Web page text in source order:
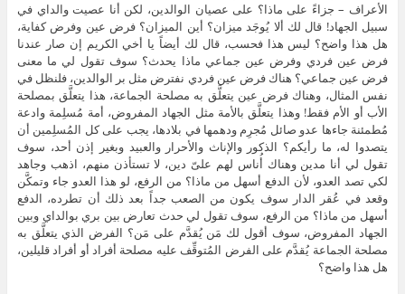
الأعراف – جزاءً على ماذا؟ على عصيان الوالدين، لكن أنا عصيت والداي في
سبيل الجهاد! قال لك ألا يُوجَد ميزان؟ أين الميزان؟ فرض عين وفرض كفاية،
هل هذا واضح؟ ليس هذا فحسب، قال لك أيضاً يا أخي الكريم إن صار عندنا
فرض عين فردي وفرض عين جماعي ماذا يحدث؟ سوف تقول لي ما معنى
فرض عين جماعي؟ هناك فرض عين فردي نفترض مثل بر الوالدين، فلنظل في
نفس المثال، وهناك فرض عين يتعلَّق به مصلحة الجماعة، هذا يتعلَّق بمصلحة
الأب أو الأم فقط! وهذا يتعلَّق بالأمة مثل الجهاد المفروض، أمة مُسلِمة وادعة
مُطمئنة جاءها عدو صائل مُجرِم ودهمها في بلادها، يجب على كل المُسلِمين أن
يتصدوا له، ما رأيكم؟ الذكور والإناث والأحرار والعبيد وبغير إذن أحد، سوف
تقول لي أنا مدين وهناك أُناس لهم علىّ دين، لا تستأذن منهم، اذهب وجاهد
لكي تصد العدو، لأن الدفع أسهل من ماذا؟ من الرفع، لو هذا العدو جاء وتمكَّن
وقعد في عُقر الدار سوف يكون من الصعب جداً بعد ذلك أن تطرده، الدفع
أسهل من ماذا؟ من الرفع، سوف تقول لي حدث تعارض بين بري بوالداي وبين
الجهاد المفروض، سوف أقول لك مَن يُقدَّم على مَن؟ الفرض الذي يتعلَّق به
مصلحة الجماعة يُقدَّم على الفرض المُتوقِّف عليه مصلحة أفراد أو أفراد قليلين،
هل هذا واضح؟